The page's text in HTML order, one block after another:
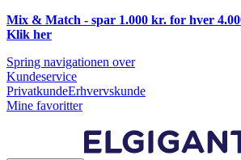
Mix & Match - spar 1.000 kr. for hver
Klik her
Spring navigationen over
Kundeservice
PrivatkundeErhvervskunde
Mine favoritter